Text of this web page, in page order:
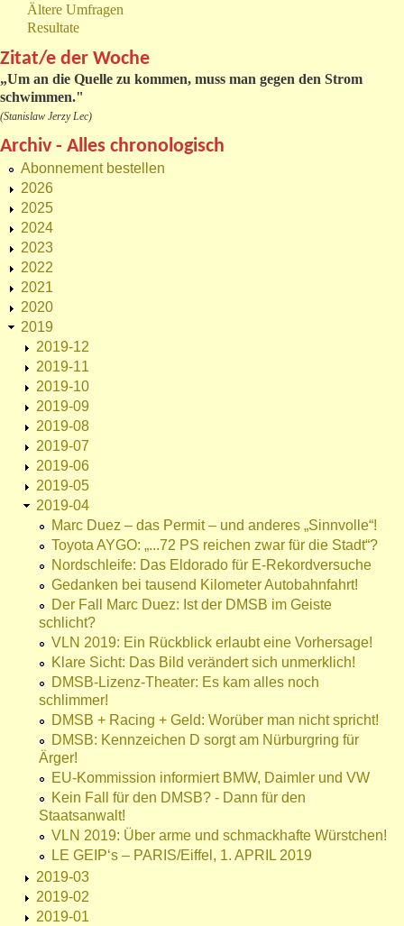
Ältere Umfragen
Resultate
Zitat/e der Woche
„Um an die Quelle zu kommen, muss man gegen den Strom
schwimmen."
(Stanislaw Jerzy Lec)
Archiv - Alles chronologisch
Abonnement bestellen
2026
2025
2024
2023
2022
2021
2020
2019
2019-12
2019-11
2019-10
2019-09
2019-08
2019-07
2019-06
2019-05
2019-04
Marc Duez – das Permit – und anderes „Sinnvolle“!
Toyota AYGO: „...72 PS reichen zwar für die Stadt“?
Nordschleife: Das Eldorado für E-Rekordversuche
Gedanken bei tausend Kilometer Autobahnfahrt!
Der Fall Marc Duez: Ist der DMSB im Geiste
schlicht?
VLN 2019: Ein Rückblick erlaubt eine Vorhersage!
Klare Sicht: Das Bild verändert sich unmerklich!
DMSB-Lizenz-Theater: Es kam alles noch
schlimmer!
DMSB + Racing + Geld: Worüber man nicht spricht!
DMSB: Kennzeichen D sorgt am Nürburgring für
Ärger!
EU-Kommission informiert BMW, Daimler und VW
Kein Fall für den DMSB? - Dann für den
Staatsanwalt!
VLN 2019: Über arme und schmackhafte Würstchen!
LE GEIP‘s – PARIS/Eiffel, 1. APRIL 2019
2019-03
2019-02
2019-01